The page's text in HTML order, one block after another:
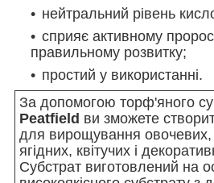
нейтральний рівень
сприяє активному
правильному розвитку;
простий у використанні.
За допомогою торф'яного
Peatfield ви зможете
для вирощування
ягідних, квітучих і
Субстрат виготовлений на